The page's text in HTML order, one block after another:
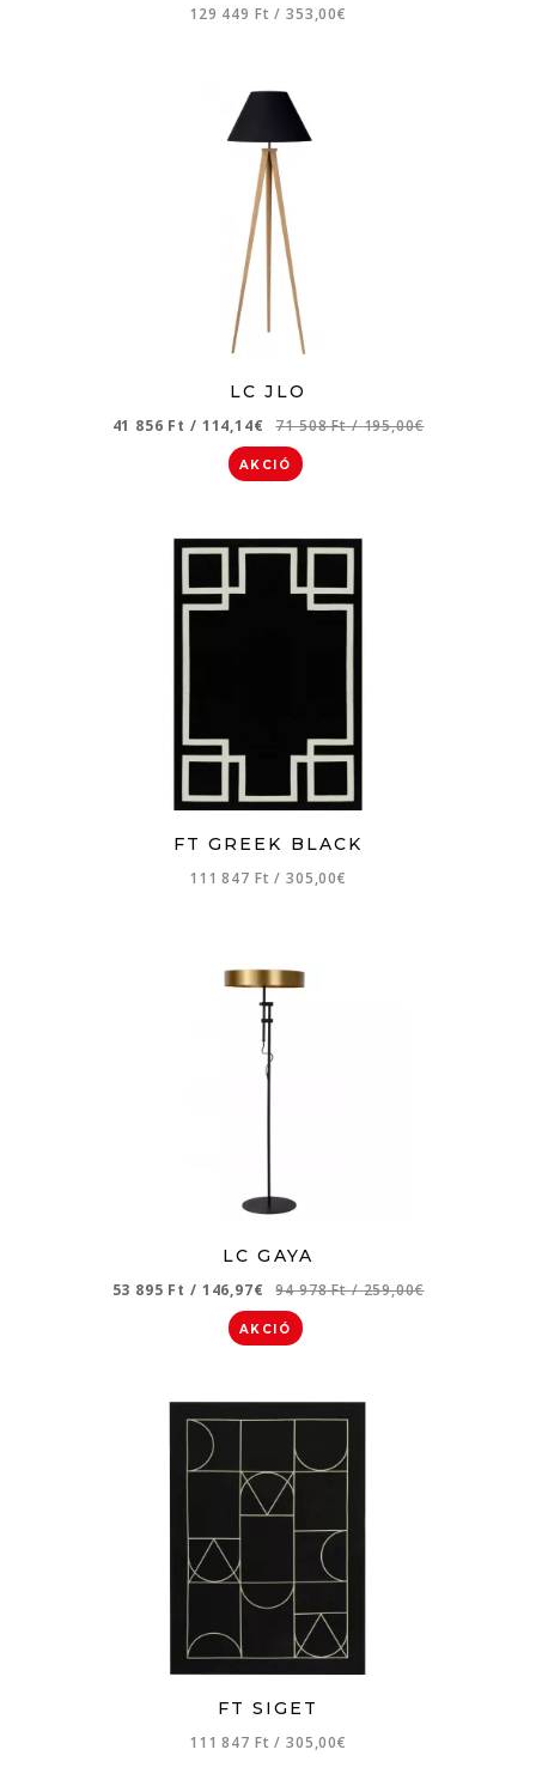
129 449 Ft/ 353,00€
LC JLO
41 856 Ft / 114,14€ 71 508 Ft/ 195,00€
AKCIÓ
FT GREEK BLACK
111 847 Ft/ 305,00€
LC GAYA
53 895 Ft / 146,97€ 94 978 Ft/ 259,00€
AKCIÓ
FT SIGET
111 847 Ft/ 305,00€